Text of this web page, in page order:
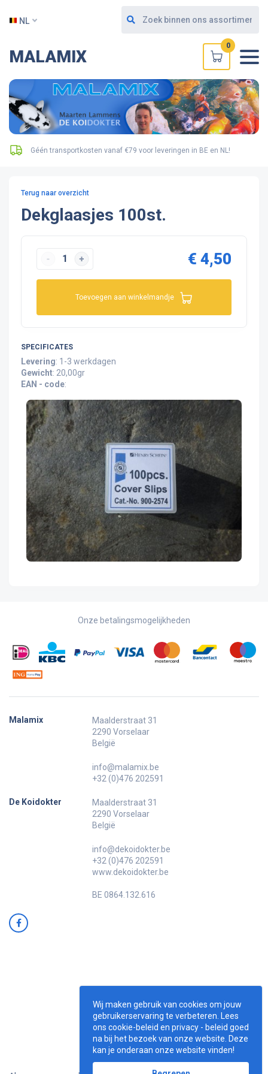
NL
MALAMIX
0
Géén transportkosten vanaf €79 voor leveringen in BE en NL!
Terug naar overzicht
Dekglaasjes 100st.
€ 4,50
Toevoegen aan winkelmandje
SPECIFICATES
Levering: 1-3 werkdagen
Gewicht: 20,00gr
EAN - code:
Onze betalingsmogelijkheden
Malamix
Maalderstraat 31
2290 Vorselaar
België
info@malamix.be
+32 (0)476 202591
De Koidokter
Maalderstraat 31
2290 Vorselaar
België
info@dekoidokter.be
+32 (0)476 202591
www.dekoidokter.be
BE 0864.132.616
Wij maken gebruik van cookies om jouw
gebruikerservaring te verbeteren. Lees
ons cookie-beleid en privacy - beleid goed
na bij het bezoek van onze website. Deze
kan je onderaan onze website vinden!